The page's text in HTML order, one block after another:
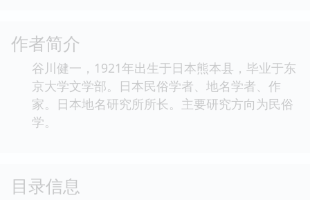
作者简介
谷川健一，1921年出生于日本熊本县，毕业于东
京大学文学部。日本民俗学者、地名学者、作
家。日本地名研究所所长。主要研究方向为民俗
学。
目录信息